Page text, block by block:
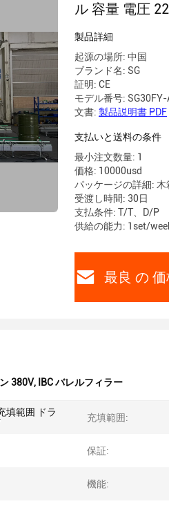
ル 容量 電圧
製品詳細
起源の場所: 中国
ブランド名: SG
証明: CE
モデル番号: SG30FY-
文書: 製品説明書 PDF
支払いと送料の条件
最小注文数量: 1
価格: 10000usd
パッケージの詳細: 木
受渡し時間: 30日
支払条件: T/T、D/P
供給の能力: 1set/
最良 の
380V, IBC バレルフィラー
填範囲 ドラ
充填範囲:
保証:
機能: